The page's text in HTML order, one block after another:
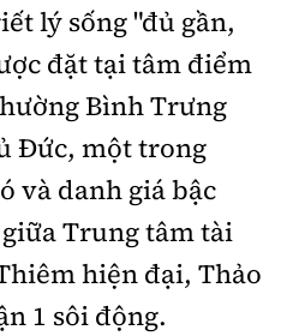
Đức Thắng,
ngày 22/4/2025.
dựng
Phát hành:
lý sống "đủ gần,
đặt tại tâm điểm
Bình Trưng
Đức, một trong
và danh giá bậc
Trung tâm tài
hiện đại, Thảo
1 sôi động.